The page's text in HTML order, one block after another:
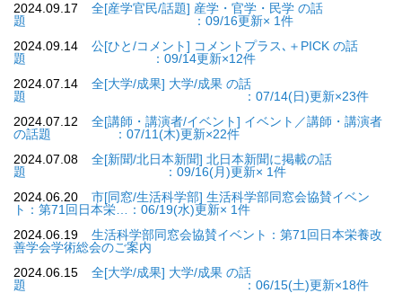
2024.09.17
全[産学官民/話題] 産学・官学・民学 の話
題 ：09/16更新× 1件
2024.09.14
公[ひと/コメント] コメントプラス､＋PICK の話
題 ：09/14更新×12件
2024.07.14
全[大学/成果] 大学/成果 の話
題 ：07/14(日)更新×23件
2024.07.12
全[講師・講演者/イベント] イベント／講師・講演者
の話題 ：07/11(木)更新×22件
2024.07.08
全[新聞/北日本新聞] 北日本新聞に掲載の話
題 ：09/16(月)更新× 1件
2024.06.20
市[同窓/生活科学部] 生活科学部同窓会協賛イベン
ト：第71回日本栄…：06/19(水)更新× 1件
2024.06.19
生活科学部同窓会協賛イベント：第71回日本栄養改
善学会学術総会のご案内
2024.06.15
全[大学/成果] 大学/成果 の話
題 ：06/15(土)更新×18件